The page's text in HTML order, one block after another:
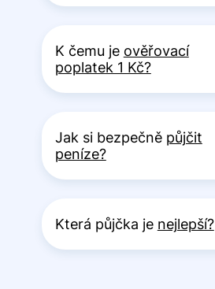
K čemu je ověřovací
poplatek 1 Kč?
Jak si bezpečně půjčit
peníze?
Která půjčka je nejlepší?